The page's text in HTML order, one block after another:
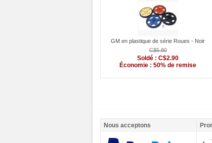
GM en plastique de série Roues - Noir
C$5.80
Soldé : C$2.90
Économie : 50% de remise
Nous acceptons